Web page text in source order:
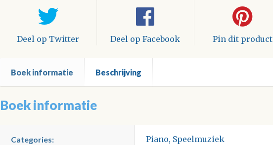
Deel op Twitter Deel op Facebook Pin dit product
Boek informatie Beschrijving
Boek informatie
Categories: Piano, Speelmuziek